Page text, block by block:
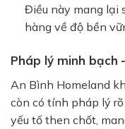
Điều này mang lại
hàng về độ bền
Pháp lý minh bạch
An Bình Homeland
còn có tính pháp lý
yếu tố then chốt,